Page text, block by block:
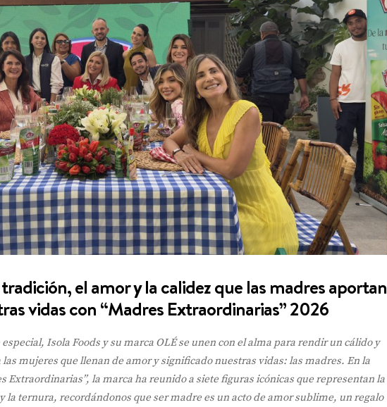
el amor y la calidez que las madres aportan
vidas con “Madres Extraordinarias” 2026
Isola Foods y su marca OLÉ se unen con el alma para rendir un cálido y
mujeres que llenan de amor y significado nuestras vidas: las madres. En la
Extraordinarias”, la marca ha reunido a siete figuras icónicas que representan la
la ternura, recordándonos que ser madre es un acto de amor sublime, un regalo